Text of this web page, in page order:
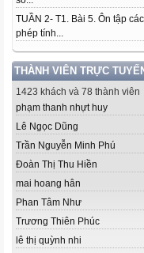
TUẦN 2- T1. Bài 5. Ôn tập các
phép tính...
THÀNH VIÊN TRỰC
1423 khách và 78 thành viên
phạm thanh nhựt huy
Lê Ngọc Dũng
Trần Nguyễn Minh Phú
Đoàn Thị Thu Hiền
mai hoang hân
Phan Tâm Như
Trương Thiên Phúc
lê thị quỳnh nhi